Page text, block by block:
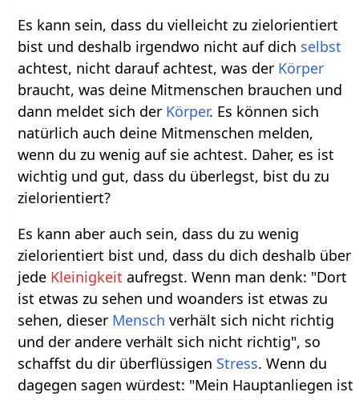
Es kann sein, dass du vielleicht zu zielorientiert
bist und deshalb irgendwo nicht auf dich selbst
achtest, nicht darauf achtest, was der Körper
braucht, was deine Mitmenschen brauchen und
dann meldet sich der Körper. Es können sich
natürlich auch deine Mitmenschen melden,
wenn du zu wenig auf sie achtest. Daher, es ist
wichtig und gut, dass du überlegst, bist du zu
zielorientiert?
Es kann aber auch sein, dass du zu wenig
zielorientiert bist und, dass du dich deshalb über
jede Kleinigkeit aufregst. Wenn man denk: "Dort
ist etwas zu sehen und woanders ist etwas zu
sehen, dieser Mensch verhält sich nicht richtig
und der andere verhält sich nicht richtig", so
schaffst du dir überflüssigen Stress. Wenn du
dagegen sagen würdest: "Mein Hauptanliegen ist